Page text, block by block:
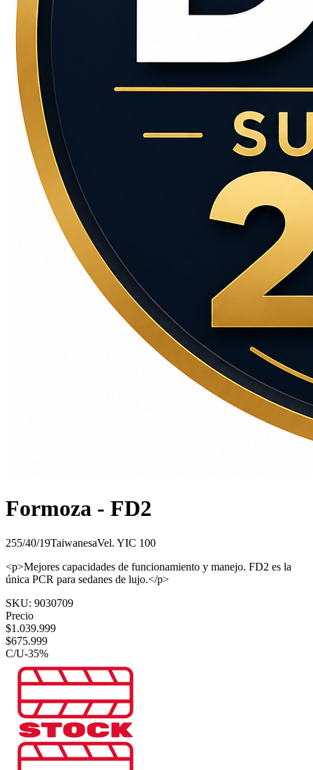
Formoza - FD2
255/40/19TaiwanesaVel. YIC 100
<p>Mejores capacidades de funcionamiento y manejo. FD2 es la
única PCR para sedanes de lujo.</p>
SKU: 9030709
Precio
$1.039.999
$675.999
C/U-35%